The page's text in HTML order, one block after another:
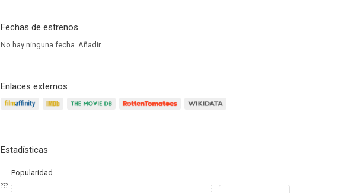
Fechas de estrenos
No hay ninguna fecha. Añadir
Enlaces externos
Estadísticas
Popularidad
???